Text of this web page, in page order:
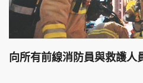
向所有前線消防員與救護人